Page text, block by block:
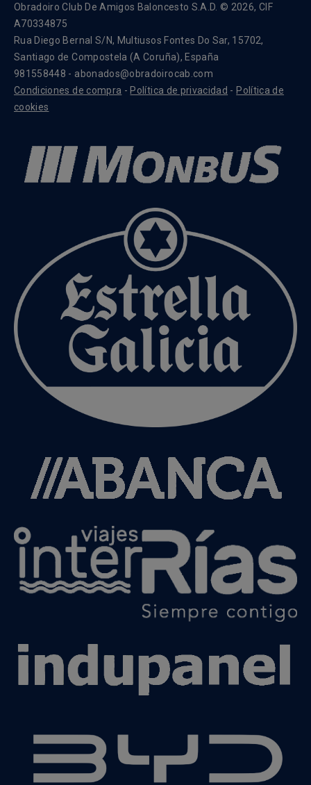
Obradoiro Club De Amigos Baloncesto S.A.D. © 2026, CIF
A70334875
Rua Diego Bernal S/N, Multiusos Fontes Do Sar, 15702,
Santiago de Compostela (A Coruña), España
981558448 - abonados@obradoirocab.com
Condiciones de compra - Política de privacidad - Política de
cookies